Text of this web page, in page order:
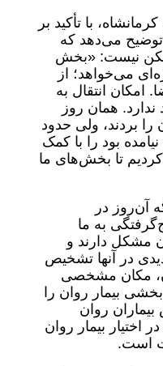
با تأکید بر
می‌دهد که
نیست: «بخش
می‌خواهد؛ از
امکان انتقال به
همان روز
را بردند، ولی حدود
بود را با کمک
تا بخش‌های ما
آن‌روز در
به ما
مشکل دارند و
در آنها تشخیص
مکان مشخصی
بیمار روان را
روان
اختیار بیمار روان
است.